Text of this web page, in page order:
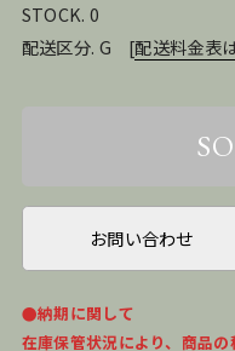
STOCK. 0
配送区分. G [配送料金表
お問い合わせ
●納期に関して
在庫保管状況により、商品